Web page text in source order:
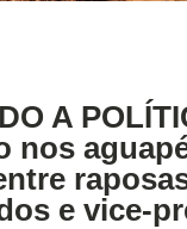
A
nos
e vice-